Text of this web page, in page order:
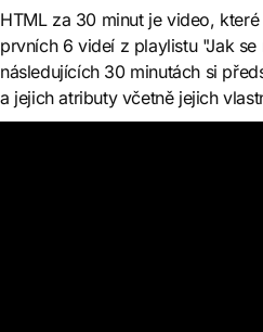
HTML za 30 minut je video,
prvních 6 videí z playlistu "Jak
následujících 30 minutách si
a jejich atributy včetně jejich